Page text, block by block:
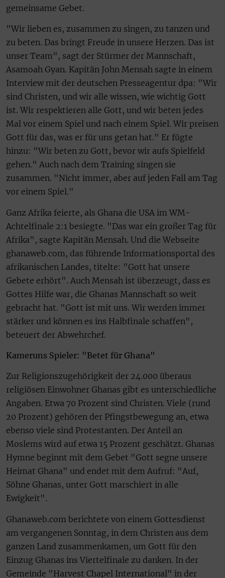
gemeinsame Gebet.
"Wir lieben es, zusammen zu singen, zu tanzen und
zu beten. Das bringt Freude in unsere Herzen. Das ist
unser Team", sagt der Stürmer der Mannschaft,
Asamoah Gyan. Kapitän John Mensah sagte in einem
Interview mit der deutschen Presseagentur dpa: "Wir
sind Christen, und wir alle wissen, wie wichtig Gott
ist. Wir respektieren alle Gott, und wir beten jedes
Mal vor einem Spiel und nach einem Spiel. Wir preisen
Gott für das, was er für uns getan hat." Er fügte
hinzu: "Wir beten zu Gott, bevor wir aufs Spielfeld
gehen." Auch nach dem Training singen sie
zusammen. "Nicht immer, aber auf jeden Fall am Tag
vor einem Spiel."
Ganz Afrika feierte, als Ghana die USA im WM-
Achtelfinale 2:1 besiegte. "Das war ein großer Tag für
Afrika", sagte Kapitän Mensah. Und die Webseite
ghanaweb.com, das führende Informationsportal des
afrikanischen Landes, titelte: "Gott hat unsere
Gebete erhört". Auch Mensah ist überzeugt, dass es
Gottes Hilfe war, die Ghanas Mannschaft so weit
gebracht hat. "Gott ist mit uns. Wir werden immer
stärker und können es ins Halbfinale schaffen",
beteuert der Abwehrchef.
Kameruns Spieler: "Betet für Ghana"
Zur Religionszugehörigkeit der 24.000 überaus
religiösen Einwohner Ghanas gibt es unterschiedliche
Angaben. Etwa 70 Prozent sind Christen. Viele (rund
20 Prozent) gehören der Pfingstbewegung an, etwa
ebenso viele sind Protestanten. Der Anteil an
Moslems wird auf etwa 15 Prozent geschätzt. Ghanas
Hymne beginnt mit dem Gebet "Gott segne unsere
Heimat Ghana" und endet mit dem Aufruf: "Auf,
Söhne Ghanas, unter Gott marschiert in alle
Ewigkeit".
Ghanaweb.com berichtete von einem Gottesdienst
am vergangenen Sonntag, in dem Christen aus dem
ganzen Land zusammenkamen, um Gott für den
Einzug Ghanas ins Viertelfinale zu danken. In der
Gemeinde "Harvest Chapel International" in der